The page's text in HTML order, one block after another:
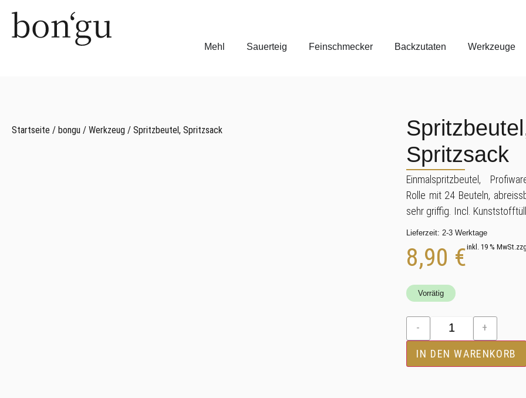
Mehl Sauerteig Feinschmecker Backzutaten Werkzeuge
Startseite / bongu / Werkzeug / Spritzbeutel, Spritzsack
Spritzsack
Einmalspritzbeutel,
Rolle mit 24 Beuteln,
sehr griffig. Incl.
Lieferzeit:2-3 Werktage
8,90 €inkl. 19 % MwSt.
Vorrätig
- +
IN DEN WARENKORB